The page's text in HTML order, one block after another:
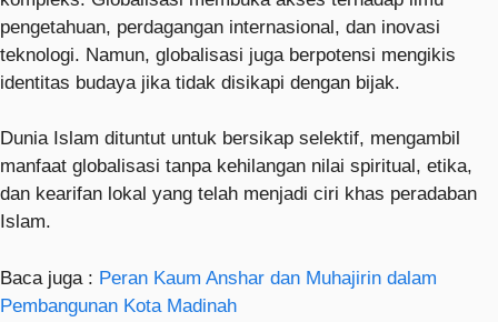
pengetahuan, perdagangan internasional, dan inovasi
teknologi. Namun, globalisasi juga berpotensi mengikis
identitas budaya jika tidak disikapi dengan bijak.
Dunia Islam dituntut untuk bersikap selektif, mengambil
manfaat globalisasi tanpa kehilangan nilai spiritual, etika,
dan kearifan lokal yang telah menjadi ciri khas peradaban
Islam.
Baca juga : Peran Kaum Anshar dan Muhajirin dalam
Pembangunan Kota Madinah